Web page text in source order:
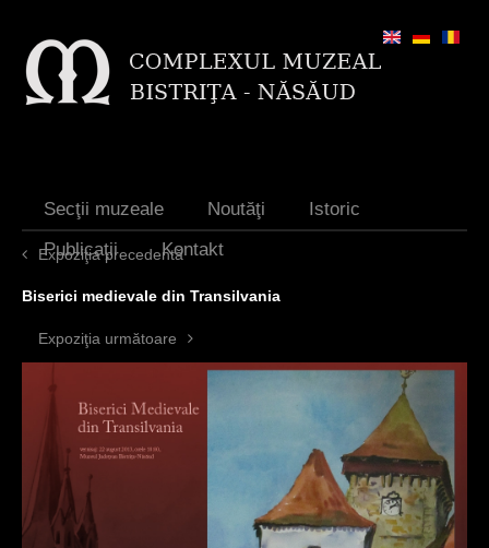
Secţii muzeale Noutăţi
Istoric
Publicaţii
Kontakt
Expoziţia precedentă
Biserici medievale din Transilvania
Expoziţia următoare